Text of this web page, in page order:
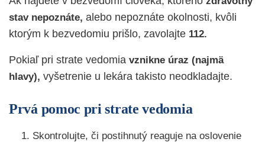
stav nepoznáte, alebo nepoznáte okolnosti, kvôli
ktorým k bezvedomiu prišlo, zavolajte 112.
Pokiaľ pri strate vedomia vznikne úraz (najmä
hlavy), vyšetrenie u lekára takisto neodkladajte.
Prvá pomoc pri strate vedomia
Skontrolujte, či postihnutý reaguje na oslovenie